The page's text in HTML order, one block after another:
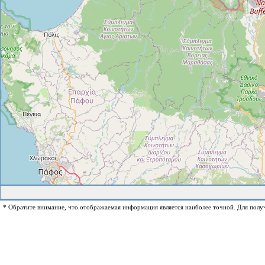
* Обратите внимание, что отображаемая информация является наиболее точной. Для